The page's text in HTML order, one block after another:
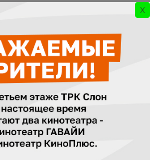
Павел Прилучный, Кристина Асмус, Иван
Сергей Соцердотский, Кирилл Нагиев
действуют
мин.
X